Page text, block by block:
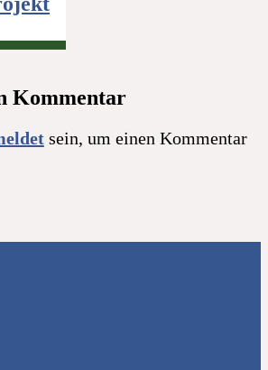
Kommentar
sein, um einen Kommentar